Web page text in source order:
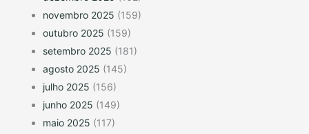
novembro 2025 (159)
outubro 2025 (159)
setembro 2025 (181)
agosto 2025 (145)
julho 2025 (156)
junho 2025 (149)
maio 2025 (117)